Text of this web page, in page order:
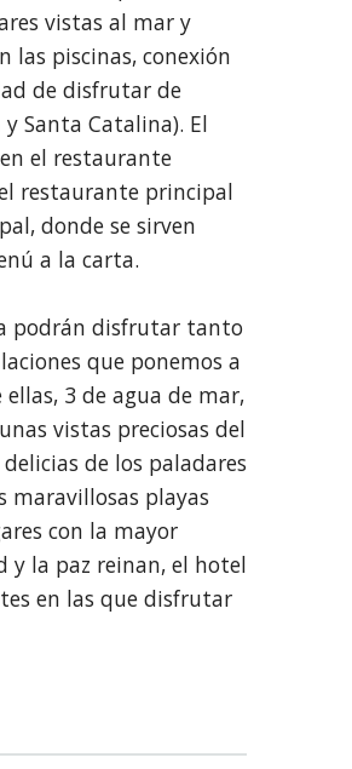
vistas al mar y
las piscinas, conexión
de disfrutar de
Santa Catalina). El
el restaurante
restaurante principal
donde se sirven
a la carta.
podrán disfrutar tanto
que ponemos a
3 de agua de mar,
vistas preciosas del
de los paladares
maravillosas playas
con la mayor
y la paz reinan, el hotel
en las que disfrutar